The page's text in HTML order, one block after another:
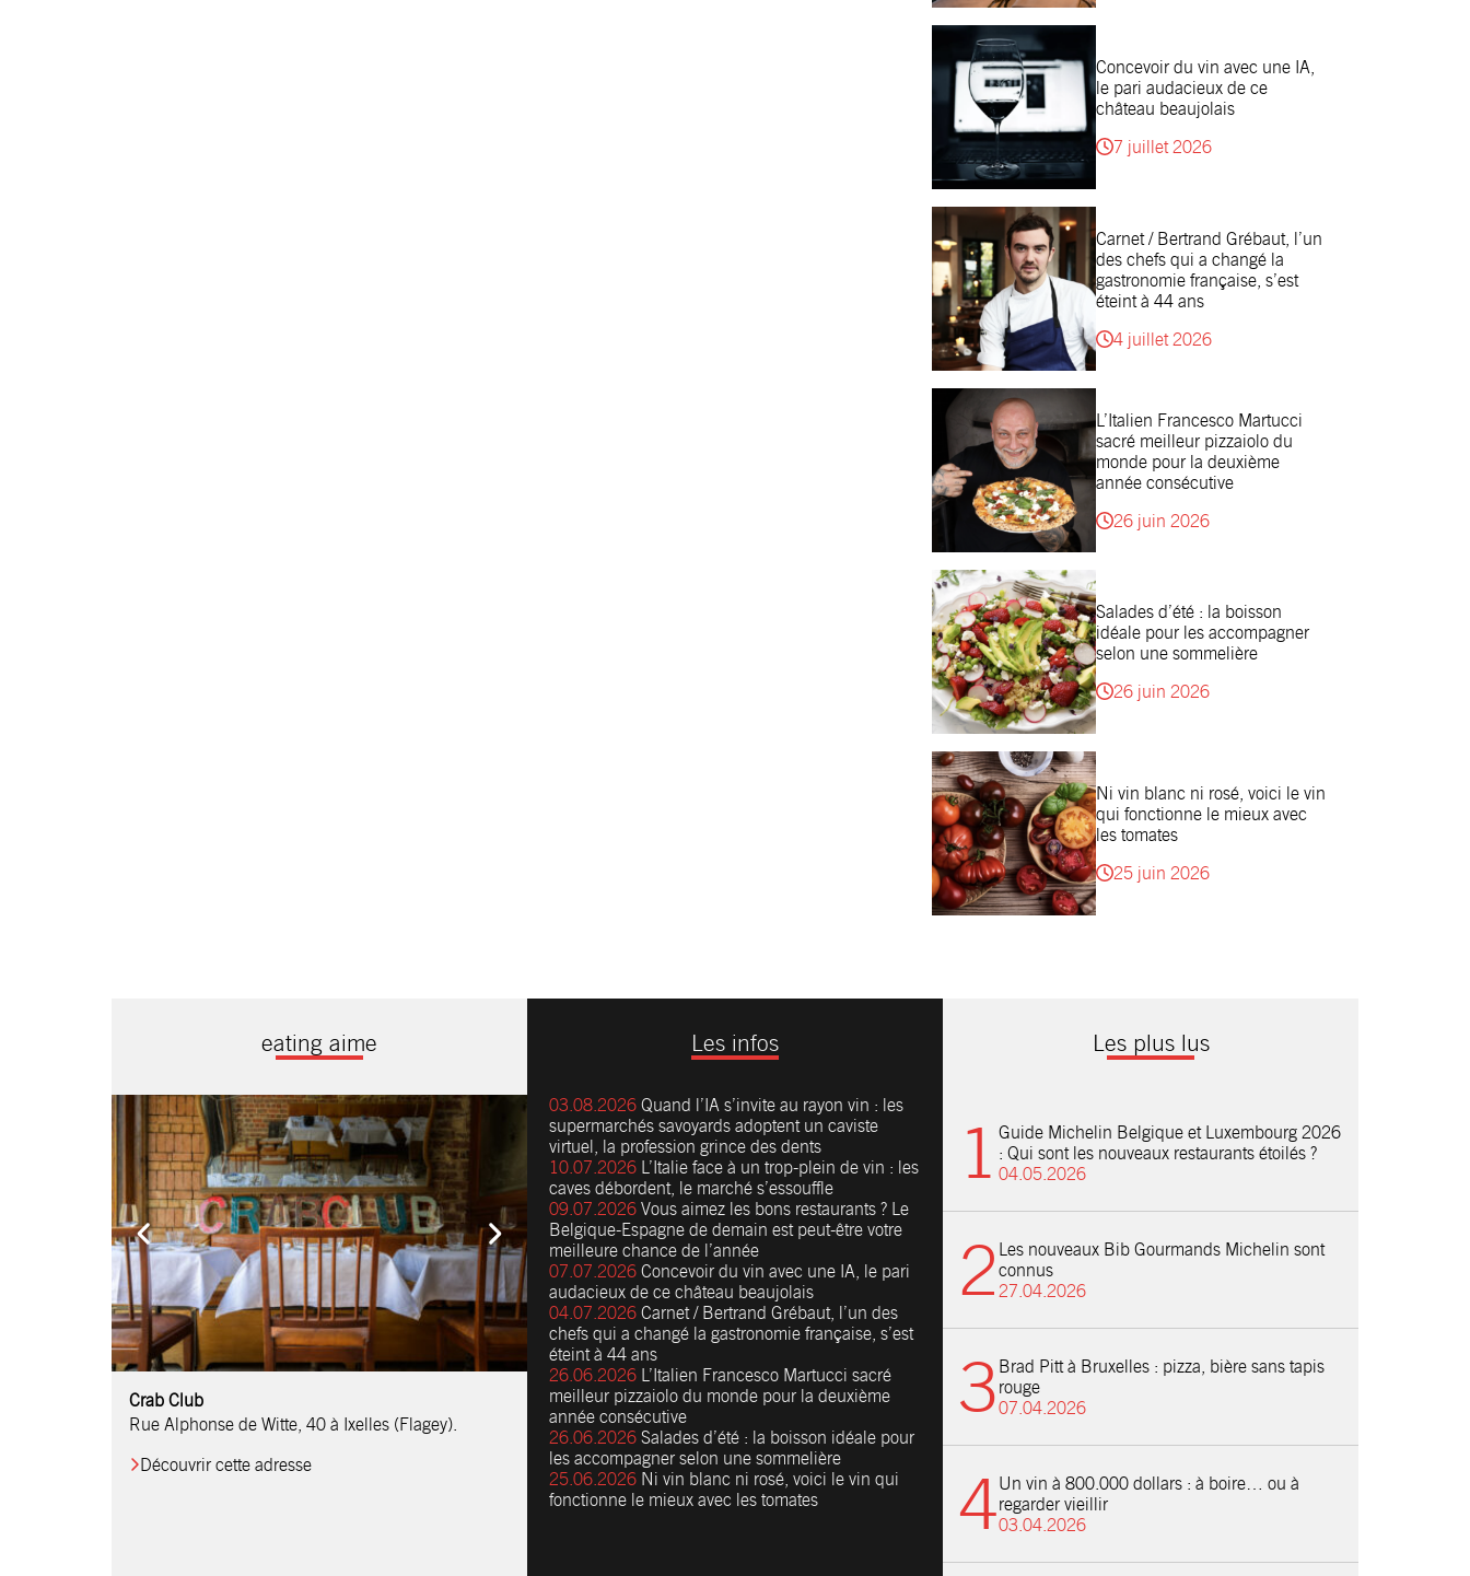
Concevoir du vin avec une IA,
le pari audacieux de ce
château beaujolais
7 juillet 2026
Carnet / Bertrand Grébaut, l’un
des chefs qui a changé la
gastronomie française, s’est
éteint à 44 ans
4 juillet 2026
L’Italien Francesco Martucci
sacré meilleur pizzaiolo du
monde pour la deuxième
année consécutive
26 juin 2026
Salades d’été : la boisson
idéale pour les accompagner
selon une sommelière
26 juin 2026
Ni vin blanc ni rosé, voici le vin
qui fonctionne le mieux avec
les tomates
25 juin 2026
eating aime
Comptoir Chouchou
Crab Club
Rue Alphonse de Witte, 40 à Ixelles (Flagey).
Découvrir cette adresse
OM Restaurant
Table & Comptoir
Le Relais d’Orti
Studio 97
Löctave Restaurant
F-eat Restaurant
L’Art des Mets
Restaurant Harmonie
La Table de Jean
Les infos
03.08.2026 Quand l’IA s’invite au rayon vin : les
supermarchés savoyards adoptent un caviste
virtuel, la profession grince des dents
10.07.2026 L’Italie face à un trop-plein de vin : les
caves débordent, le marché s’essouffle
09.07.2026 Vous aimez les bons restaurants ? Le
Belgique-Espagne de demain est peut-être votre
meilleure chance de l’année
07.07.2026 Concevoir du vin avec une IA, le pari
audacieux de ce château beaujolais
04.07.2026 Carnet / Bertrand Grébaut, l’un des
chefs qui a changé la gastronomie française, s’est
éteint à 44 ans
26.06.2026 L’Italien Francesco Martucci sacré
meilleur pizzaiolo du monde pour la deuxième
année consécutive
26.06.2026 Salades d’été : la boisson idéale pour
les accompagner selon une sommelière
25.06.2026 Ni vin blanc ni rosé, voici le vin qui
fonctionne le mieux avec les tomates
Les plus lus
Guide Michelin Belgique et Luxembourg 2026
: Qui sont les nouveaux restaurants étoilés ?
04.05.2026
Les nouveaux Bib Gourmands Michelin sont
connus
27.04.2026
Brad Pitt à Bruxelles : pizza, bière sans tapis
rouge
07.04.2026
Un vin à 800.000 dollars : à boire… ou à
regarder vieillir
03.04.2026